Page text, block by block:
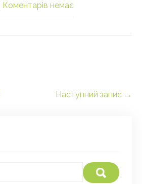
Коментарів немає
Наступний запис →